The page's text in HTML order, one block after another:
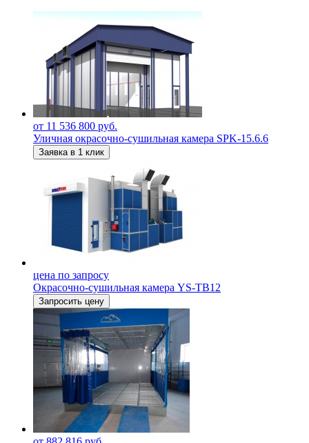
от 11 536 800 руб.
Уличная окрасочно-сушильная камера SPK-15.6.6
Заявка в 1 клик
цена по запросу
Окрасочно-сушильная камера YS-TB12
Запросить цену